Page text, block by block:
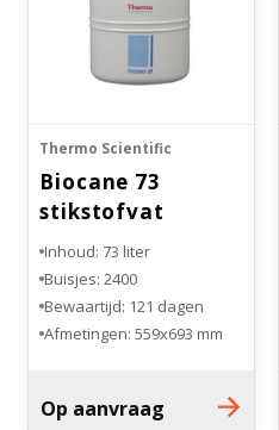
Thermo Scientific
Biocane 73
stikstofvat
Inhoud: 73 liter
Buisjes: 2400
Bewaartijd: 121 dagen
Afmetingen: 559x693 mm
Op aanvraag